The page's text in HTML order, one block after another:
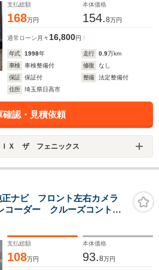
支払総額
168万円
本体価格
154.8万円
通常ローン 月々 16,800円
年式 1998年 走行 0.9万km
車検
車検整備付 修復
なし
保証
保証付 整備
法定整備付
住所
埼玉県日高市
確認・見積依頼
ＩＸ ザ フェニックス
ナビ フロント左右カメラ
コーダー クルーズコントロ
支払総額
108万円
本体価格
93.8万円